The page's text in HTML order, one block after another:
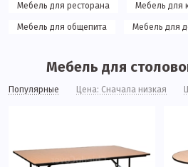
Мебель для ресторана Мебель для
Мебель для общепита Мебель для
Мебель для
Популярные Цена: Сначала низкая